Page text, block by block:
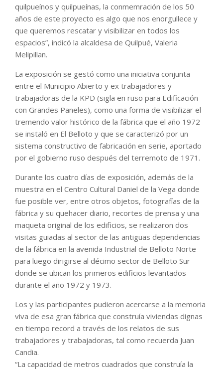
quilpueínos y quilpueínas, la conmemración de los 50
años de este proyecto es algo que nos enorgullece y
que queremos rescatar y visibilizar en todos los
espacios”, indicó la alcaldesa de Quilpué, Valeria
Melipillan.
La exposición se gestó como una iniciativa conjunta
entre el Municipio Abierto y ex trabajadores y
trabajadoras de la KPD (sigla en ruso para Edificación
con Grandes Paneles), como una forma de visibilizar el
tremendo valor histórico de la fábrica que el año 1972
se instaló en El Belloto y que se caracterizó por un
sistema constructivo de fabricación en serie, aportado
por el gobierno ruso después del terremoto de 1971.
Durante los cuatro días de exposición, además de la
muestra en el Centro Cultural Daniel de la Vega donde
fue posible ver, entre otros objetos, fotografías de la
fábrica y su quehacer diario, recortes de prensa y una
maqueta original de los edificios, se realizaron dos
visitas guiadas al sector de las antiguas dependencias
de la fábrica en la avenida Industrial de Belloto Norte
para luego dirigirse al décimo sector de Belloto Sur
donde se ubican los primeros edificios levantados
durante el año 1972 y 1973.
Los y las participantes pudieron acercarse a la memoria
viva de esa gran fábrica que construía viviendas dignas
en tiempo record a través de los relatos de sus
trabajadores y trabajadoras, tal como recuerda Juan
Candia.
“La capacidad de metros cuadrados que construía la